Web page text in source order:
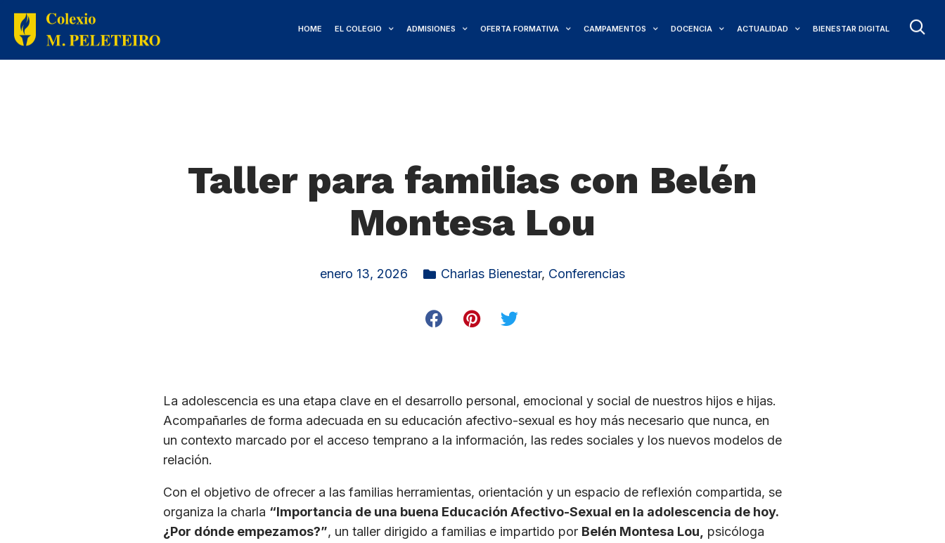
HOME EL COLEGIO ADMISIONES OFERTA FORMATIVA CAMPAMENTOS DOCENCIA ACTUALIDAD BIENESTAR DIGITAL
Taller para familias con Belén
Montesa Lou
enero 13, 2026 Charlas Bienestar, Conferencias
La adolescencia es una etapa clave en el desarrollo personal, emocional y social de nuestros hijos e hijas.
Acompañarles de forma adecuada en su educación afectivo-sexual es hoy más necesario que nunca, en
un contexto marcado por el acceso temprano a la información, las redes sociales y los nuevos modelos de
relación.
Con el objetivo de ofrecer a las familias herramientas, orientación y un espacio de reflexión compartida, se
organiza la charla “Importancia de una buena Educación Afectivo-Sexual en la adolescencia de hoy.
¿Por dónde empezamos?”, un taller dirigido a familias e impartido por Belén Montesa Lou, psicóloga